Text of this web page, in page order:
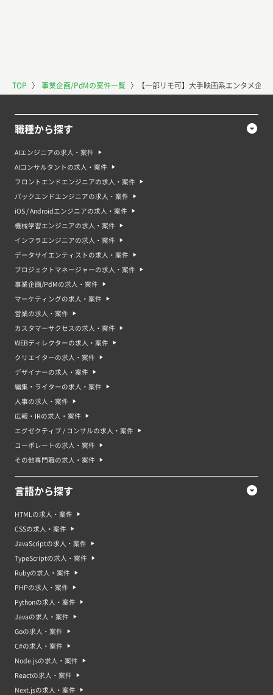
TOP 〉 事業企画/PdMの案件一覧 〉 【一部リモ可】大手映画系エンタメ企業
職種から探す
AIエンジニアの求人・案件
AIコンサルタントの求人・案件
フロントエンドエンジニアの求人・案件
バックエンドエンジニアの求人・案件
iOS / Androidエンジニアの求人・案件
機械学習エンジニアの求人・案件
インフラエンジニアの求人・案件
データサイエンティストの求人・案件
プロジェクトマネージャーの求人・案件
事業企画/PdMの求人・案件
マーケティングの求人・案件
営業の求人・案件
カスタマーサクセスの求人・案件
WEBディレクターの求人・案件
クリエイターの求人・案件
デザイナーの求人・案件
編集・ライターの求人・案件
人事の求人・案件
広報・IRの求人・案件
エグゼクティブ / コンサルの求人・案件
コーポレートの求人・案件
その他専門職の求人・案件
言語から探す
HTMLの求人・案件
CSSの求人・案件
JavaScriptの求人・案件
TypeScriptの求人・案件
Rubyの求人・案件
PHPの求人・案件
Pythonの求人・案件
Javaの求人・案件
Goの求人・案件
C#の求人・案件
Node.jsの求人・案件
Reactの求人・案件
Next.jsの求人・案件